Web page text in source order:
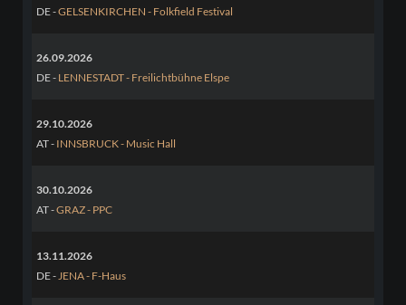
DE -GELSENKIRCHEN - Folkfield Festival
26.09.2026
DE - LENNESTADT - Freilichtbühne Elspe
29.10.2026
AT - INNSBRUCK - Music Hall
30.10.2026
AT -GRAZ - PPC
13.11.2026
DE -JENA - F-Haus